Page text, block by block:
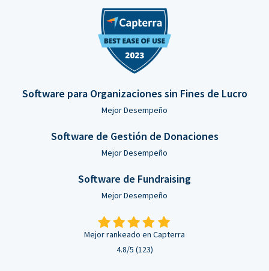
Software para Organizaciones sin Fines de Lucro
Mejor Desempeño
Software de Gestión de Donaciones
Mejor Desempeño
Software de Fundraising
Mejor Desempeño
Mejor rankeado en Capterra
4.8/5 (123)